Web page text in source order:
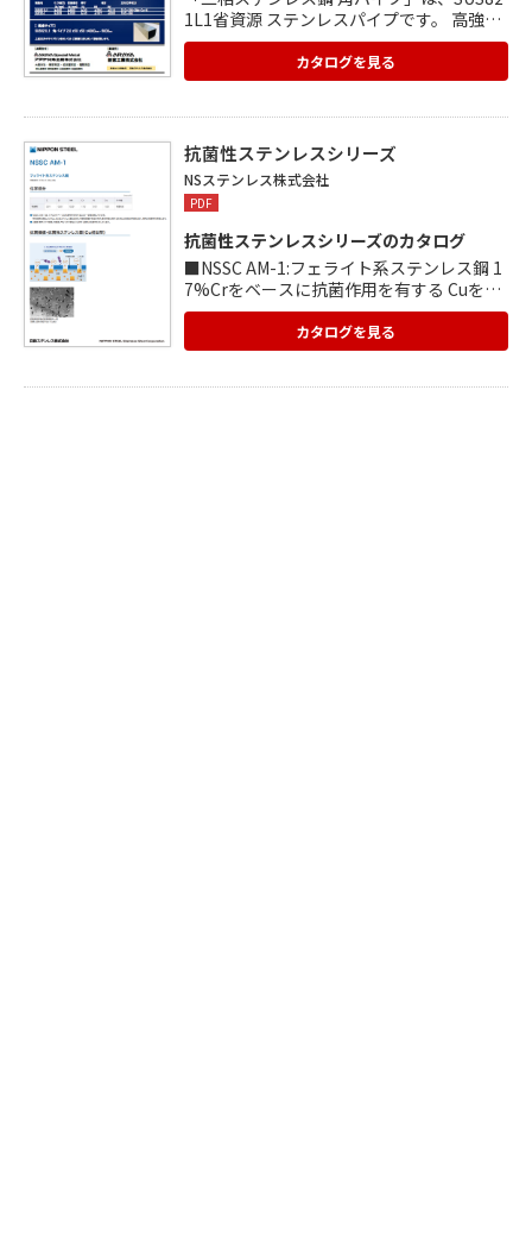
1L1省資源 ステンレスパイプです。 高強
度・軽量化、高耐食、価格安定性に優れて
います。 価格変動が大きいレアメタルであ
るNi量を削減しました。 0.2%体力がSUS3
ています。 〔規格サイズ〕角パイプ2.0×5
0×50×4000mm・6000mm
カタログを見る
抗菌性ステンレスシリーズ
NSステンレス株式会社
PDF
抗菌性ステンレスシリーズのカタログ
■NSSC AM-1:フェライト系ステンレス鋼 1
7%Crをベースに抗菌作用を有する Cuを一
定量添加しています。 直接外面に接するた
めCuの溶出が 格段に高く、優れた抗菌性を
発揮します。 ■NSSC AM-3:オーステナイト
カタログを見る